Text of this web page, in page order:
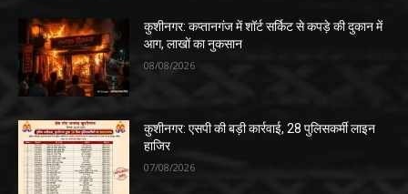
कुशीनगर: कप्तानगंज में शॉर्ट सर्किट से कपड़े की दुकान में
आग, लाखों का नुकसान
08/08/2026
कुशीनगर: एसपी की बड़ी कार्रवाई, 28 पुलिसकर्मी लाइन
हाजिर
07/08/2026